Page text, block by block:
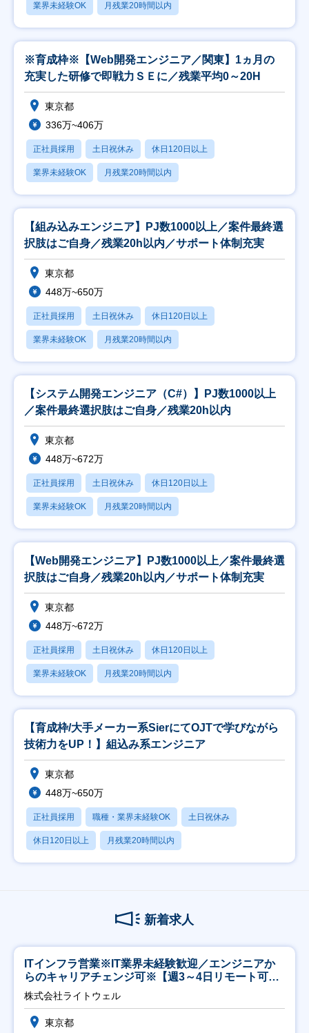
業界未経験OK 月残業20時間以内
※育成枠※【Web開発エンジニア／関東】1ヵ月の
充実した研修で即戦力ＳＥに／残業平均0～20H
東京都
336万~406万
正社員採用 土日祝休み 休日120日以上
業界未経験OK 月残業20時間以内
【組み込みエンジニア】PJ数1000以上／案件最終選
択肢はご自身／残業20h以内／サポート体制充実
東京都
448万~650万
正社員採用 土日祝休み 休日120日以上
業界未経験OK 月残業20時間以内
【システム開発エンジニア（C#）】PJ数1000以上
／案件最終選択肢はご自身／残業20h以内
東京都
448万~672万
正社員採用 土日祝休み 休日120日以上
業界未経験OK 月残業20時間以内
【Web開発エンジニア】PJ数1000以上／案件最終選
択肢はご自身／残業20h以内／サポート体制充実
東京都
448万~672万
正社員採用 土日祝休み 休日120日以上
業界未経験OK 月残業20時間以内
【育成枠/大手メーカー系SierにてOJTで学びながら
技術力をUP！】組込み系エンジニア
東京都
448万~650万
正社員採用 職種・業界未経験OK 土日祝休み
休日120日以上 月残業20時間以内
新着求人
ITインフラ営業※IT業界未経験歓迎／エンジニアか
らのキャリアチェンジ可※【週3～4日リモート可
能】
株式会社ライトウェル
東京都